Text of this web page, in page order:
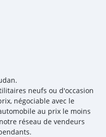
neufs ou d'occasion
négociable avec le
au prix le moins
réseau de vendeurs